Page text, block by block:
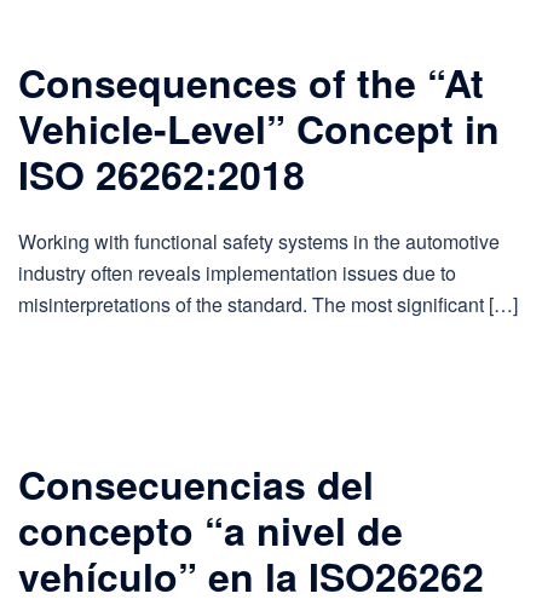
Consequences of the “At
Vehicle-Level” Concept in
ISO 26262:2018
Working with functional safety systems in the automotive
industry often reveals implementation issues due to
misinterpretations of the standard. The most significant […]
Consecuencias del
concepto “a nivel de
vehículo” en la ISO26262